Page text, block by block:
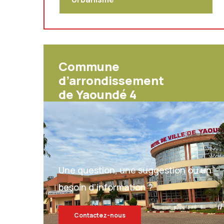
Commune
d’arrondissement
de Yaoundé 4
Une question, une suggestion ou un
besoin d’information ?
Contactez-nous